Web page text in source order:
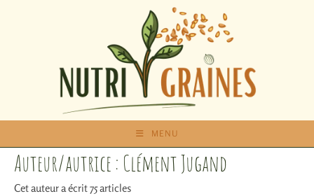
MENU
Auteur/autrice : Clément Jugand
Cet auteur a écrit 75 articles